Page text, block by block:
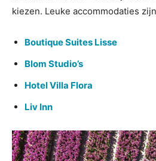
kiezen. Leuke accommodaties
Boutique Suites Lisse
Blom Studio’s
Hotel Villa Flora
Liv Inn